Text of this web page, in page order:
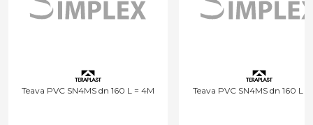
Teava PVC SN4MS dn 160 L = 4M Teava PVC SN4MS dn 160 L =